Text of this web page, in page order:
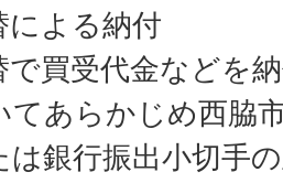
による納付
で買受代金などを
てあらかじめ西脇
は銀行振出小切手